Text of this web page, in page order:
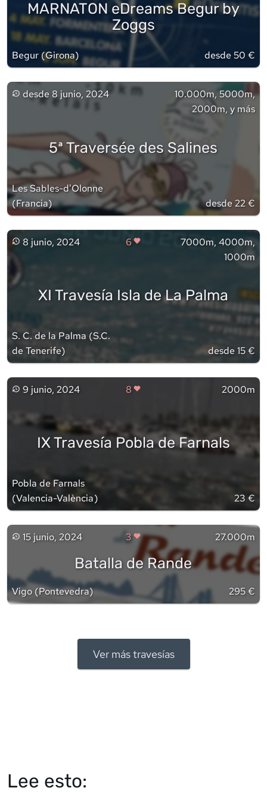
MARNATON eDreams Begur by
Zoggs
Begur (Girona) desde 50 €
desde 8 junio, 2024
10.000m, 5000m,
2000m, y más
5ª Traversée des Salines
Les Sables-d'Olonne
(Francia) desde 22 €
8 junio, 2024 6
7000m, 4000m,
1000m
XI Travesía Isla de La Palma
S. C. de la Palma (S.C.
de Tenerife) desde 15 €
9 junio, 2024 8 2000m
IX Travesía Pobla de Farnals
Pobla de Farnals
(Valencia-València) 23 €
15 junio, 2024 3 27.000m
Batalla de Rande
Vigo(Pontevedra) 295 €
Ver más travesías
Lee esto: